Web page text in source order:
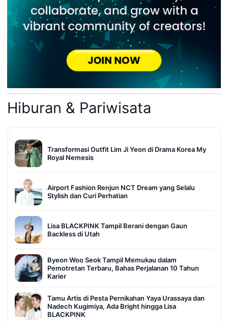
Hiburan & Pariwisata
Transformasi Outfit Lim Ji Yeon di Drama Korea My
Royal Nemesis
Airport Fashion Renjun NCT Dream yang Selalu
Stylish dan Curi Perhatian
Lisa BLACKPINK Tampil Berani dengan Gaun
Backless di Utah
Byeon Woo Seok Tampil Memukau dalam
Pemotretan Terbaru, Bahas Perjalanan 10 Tahun
Karier
Tamu Artis di Pesta Pernikahan Yaya Urassaya dan
Nadech Kugimiya, Ada Bright hingga Lisa
BLACKPINK